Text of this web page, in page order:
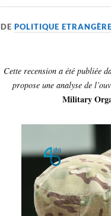
DEPOLITIQUE ETRANGÈRE
Cette recension a été publiée
propose une analyse de
Military